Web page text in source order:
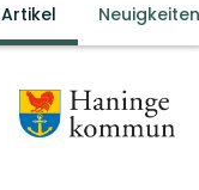
Artikel